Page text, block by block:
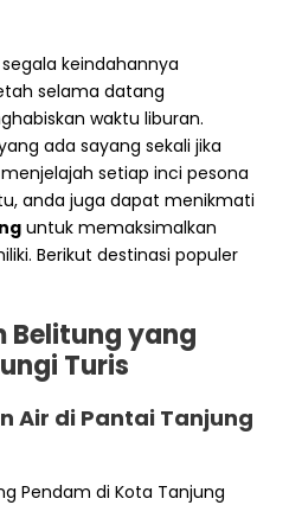
keindahannya
selama datang
waktu liburan.
ada sayang sekali jika
setiap inci pesona
anda juga dapat menikmati
untuk memaksimalkan
Berikut destinasi populer
Belitung yang
Turis
Air di Pantai Tanjung
Pendam di Kota Tanjung